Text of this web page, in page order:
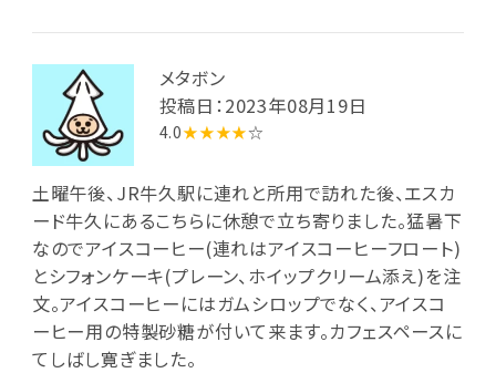
メタボン
投稿日：2023年08月19日
4.0★★★★☆
土曜午後、JR牛久駅に連れと所用で訪れた後、エスカ
ード牛久にあるこちらに休憩で立ち寄りました。猛暑下
なのでアイスコーヒー(連れはアイスコーヒーフロート)
とシフォンケーキ(プレーン、ホイップクリーム添え)を注
文。アイスコーヒーにはガムシロップでなく、アイスコ
ーヒー用の特製砂糖が付いて来ます。カフェスペースに
てしばし寛ぎました。